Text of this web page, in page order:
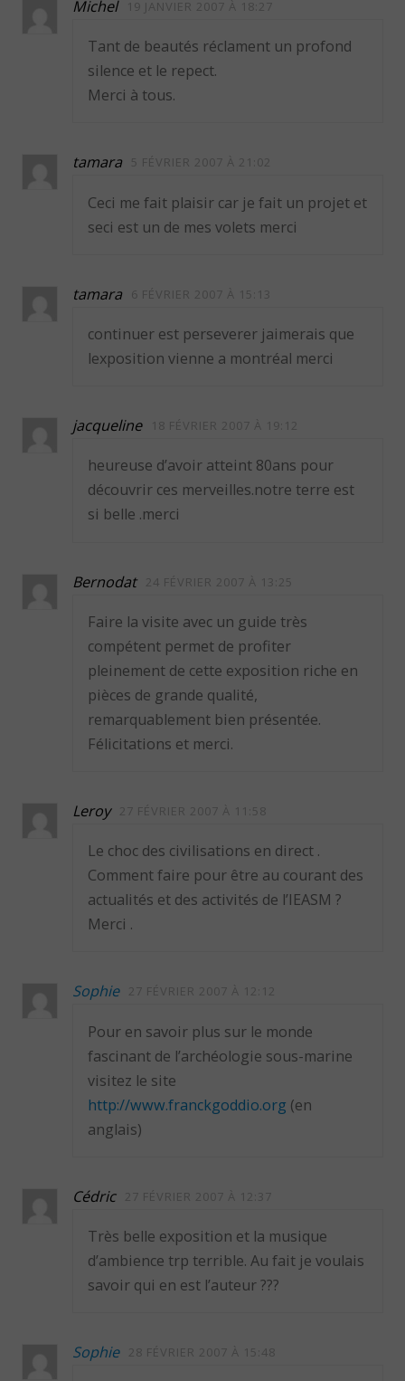
Michel 19 JANVIER 2007 À 18:27
Tant de beautés réclament un profond
silence et le repect.
Merci à tous.
tamara 5 FÉVRIER 2007 À 21:02
Ceci me fait plaisir car je fait un projet et
seci est un de mes volets merci
tamara 6 FÉVRIER 2007 À 15:13
continuer est perseverer jaimerais que
lexposition vienne a montréal merci
jacqueline 18 FÉVRIER 2007 À 19:12
heureuse d’avoir atteint 80ans pour
découvrir ces merveilles.notre terre est
si belle .merci
Bernodat 24 FÉVRIER 2007 À 13:25
Faire la visite avec un guide très
compétent permet de profiter
pleinement de cette exposition riche en
pièces de grande qualité,
remarquablement bien présentée.
Félicitations et merci.
Leroy 27 FÉVRIER 2007 À 11:58
Le choc des civilisations en direct .
Comment faire pour être au courant des
actualités et des activités de l’IEASM ?
Merci .
Sophie 27 FÉVRIER 2007 À 12:12
Pour en savoir plus sur le monde
fascinant de l’archéologie sous-marine
visitez le site
http://www.franckgoddio.org (en
anglais)
Cédric 27 FÉVRIER 2007 À 12:37
Très belle exposition et la musique
d’ambience trp terrible. Au fait je voulais
savoir qui en est l’auteur ???
Sophie 28 FÉVRIER 2007 À 15:48